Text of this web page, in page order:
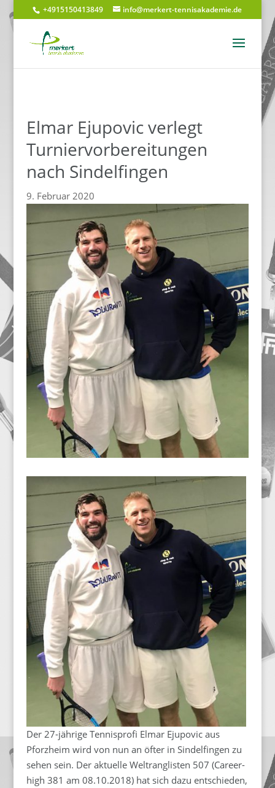
+4915150413849 info@merkert-tennisakademie.de
Elmar Ejupovic verlegt
Turniervorbereitungen
nach Sindelfingen
9. Februar 2020
Der 27-jährige Tennisprofi Elmar Ejupovic aus
Pforzheim wird von nun an öfter in Sindelfingen zu
sehen sein. Der aktuelle Weltranglisten 507 (Career-
high 381 am 08.10.2018) hat sich dazu entschieden,